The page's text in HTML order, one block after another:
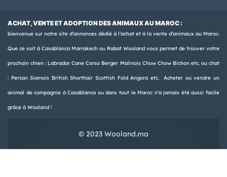
ACHAT, VENTE ET ADOPTION DES ANIMAUX AU MAROC :
bienvenue sur notre site d’annonces dédié à l’achat et à la vente d’animaux au Maroc.
Que ce soit à Casablanca Marrakech ou Rabat Wooland vous permet de trouver votre
prochain chien : Labrador Cane Corso Berger Malinois Chow Chow Bichon etc. ou chat
: Persan Siamois British Shorthair Scottish Fold Angora etc. Acheter ou vendre un
animal de compagnie à Casablanca ou dans tout le Maroc n’a jamais été aussi facile
grâce à Wooland !
© 2023 Wooland.ma